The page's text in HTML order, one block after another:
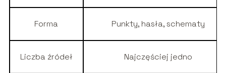
Forma Punkty, hasła, schematy
Liczba źródeł Najczęściej jedno